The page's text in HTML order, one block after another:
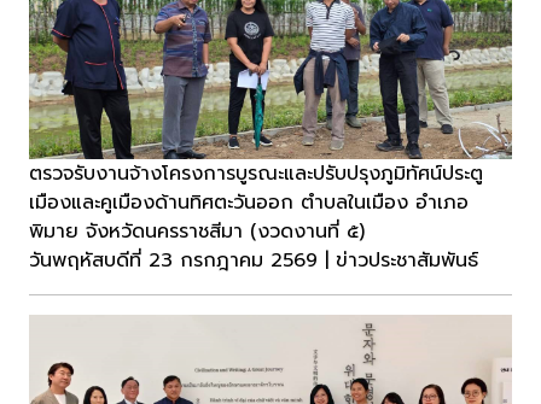
ตรวจรับงานจ้างโครงการบูรณะและปรับปรุงภูมิทัศน์ประตู
เมืองและคูเมืองด้านทิศตะวันออก ตําบลในเมือง อำเภอ
พิมาย จังหวัดนครราชสีมา (งวดงานที่ ๕)
วันพฤหัสบดีที่ 23 กรกฎาคม 2569 | ข่าวประชาสัมพันธ์